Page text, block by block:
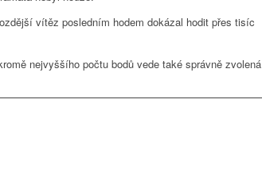
vítěz posledním hodem dokázal hodit přes tisíc
nejvyššího počtu bodů vede také správně zvolená